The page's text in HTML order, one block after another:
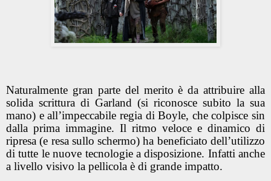
Naturalmente gran parte del merito è da attribuire alla
solida scrittura di Garland (si riconosce subito la sua
mano) e all’impeccabile regia di Boyle, che colpisce sin
dalla prima immagine. Il ritmo veloce e dinamico di
ripresa (e resa sullo schermo) ha beneficiato dell’utilizzo
di tutte le nuove tecnologie a disposizione. Infatti anche
a livello visivo la pellicola è di grande impatto.